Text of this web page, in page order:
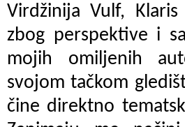
Virdžinija Vulf,
zbog perspektive i
mojih omiljenih
svojom tačkom
čine direktno